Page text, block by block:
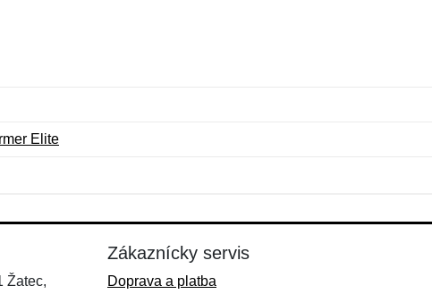
Elite
Žatec,
Zákaznícky servis
Doprava a platba